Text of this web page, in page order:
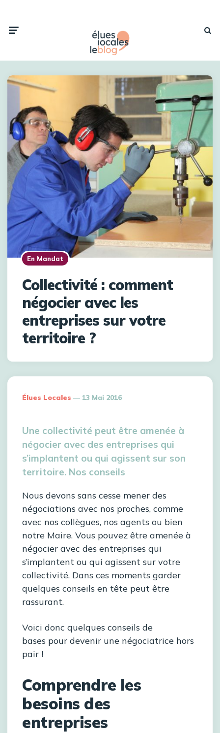
En Mandat
Collectivité : comment
négocier avec les
entreprises sur votre
territoire ?
Élues Locales 13 Mai 2016
Une collectivité peut être amenée à
négocier avec des entreprises qui
s’implantent ou qui agissent sur son
territoire. Nos conseils
Nous devons sans cesse mener des
négociations avec nos proches, comme
avec nos collègues, nos agents ou bien
notre Maire. Vous pouvez être amenée à
négocier avec des entreprises qui
s’implantent ou qui agissent sur votre
collectivité. Dans ces moments garder
quelques conseils en tête peut être
rassurant.
Voici donc quelques conseils de
bases pour devenir une négociatrice hors
pair !
Comprendre les
besoins des
entreprises